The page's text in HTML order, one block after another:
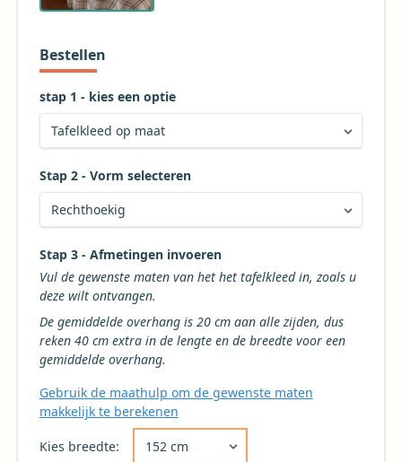
Bestellen
stap 1 - kies een optie
Stap 2 - Vorm selecteren
Kies de gewenste vorm voor uw tafelkleed
Stap 3 - Afmetingen invoeren
Vul de gewenste maten van het het tafelkleed in, zoals u
deze wilt ontvangen.
De gemiddelde overhang is 20 cm aan alle zijden, dus
reken 40 cm extra in de lengte en de breedte voor een
gemiddelde overhang.
Gebruik de maathulp om de gewenste maten
makkelijk te berekenen
Kies breedte: